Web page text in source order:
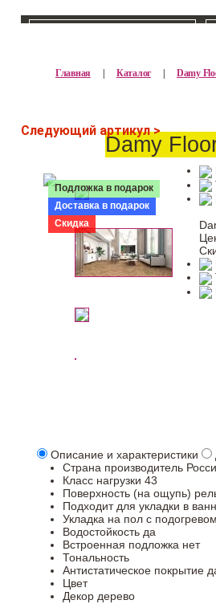
Главная Каталог Damy
Следующий артикул >
Damy
Подложка в подарок
Доставка в подарок
Скидка
Описание и характеристики
Страна производитель
Класс нагрузки 43
Поверхность (на ощупь)
Подходит для укладки в
Укладка на пол c подогревом
Водостойкость да
Встроенная подложка нет
Тональность
Антистатическое покрытие
Цвет
Декор дерево